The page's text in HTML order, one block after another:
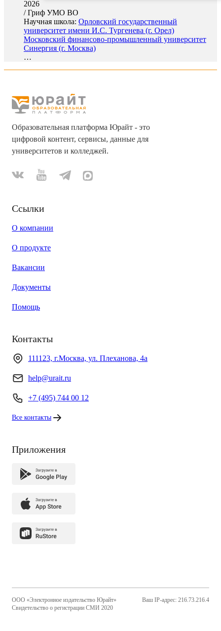
2026
/Гриф УМО ВО
Научная школа: Орловский государственный
университет имени И.С. Тургенева (г. Орел)
Московский финансово-промышленный университет
Синергия (г. Москва)
…
Образовательная платформа Юрайт - это
цифровой контент, сервисы, данные для
университетов и колледжей.
Ссылки
О компании
О продукте
Вакансии
Документы
Помощь
Контакты
111123, г.Москва, ул. Плеханова, 4а
help@urait.ru
+7 (495) 744 00 12
Все контакты
Приложения
ООО «Электронное издательство Юрайт»
Свидетельство о регистрации СМИ 2020
Ваш IP-адрес: 216.73.216.4